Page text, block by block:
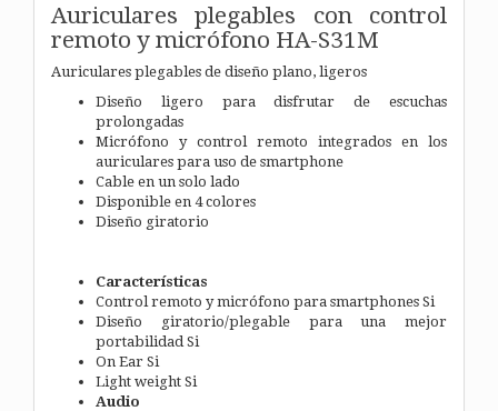
Auriculares plegables con control
remoto y micrófono HA-S31M
Auriculares plegables de diseño plano, ligeros
Diseño ligero para disfrutar de escuchas
prolongadas
Micrófono y control remoto integrados en los
auriculares para uso de smartphone
Cable en un solo lado
Disponible en 4 colores
Diseño giratorio
Características
Control remoto y micrófono para smartphones Si
Diseño giratorio/plegable para una mejor
portabilidad Si
On Ear Si
Light weight Si
Audio